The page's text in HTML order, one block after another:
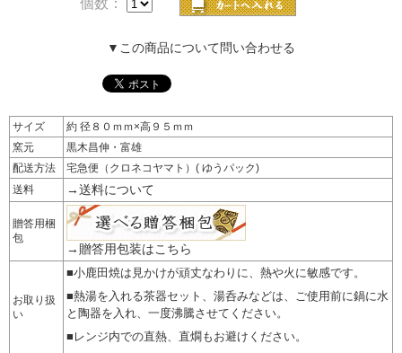
▼この商品について問い合わせる
サイズ
約 径８０ｍｍ×高９５ｍｍ
窯元
黒木昌伸・富雄
配送方法
宅急便（クロネコヤマト）( ゆうパック)
送料
→送料について
贈答用梱
包
→贈答用包装はこちら
お取り扱
い
■小鹿田焼は見かけが頑丈なわりに、熱や火に敏感です。
■熱湯を入れる茶器セット、湯呑みなどは、ご使用前に鍋に水
と陶器を入れ、一度沸騰させてください。
■レンジ内での直熱、直燗もお避けください。